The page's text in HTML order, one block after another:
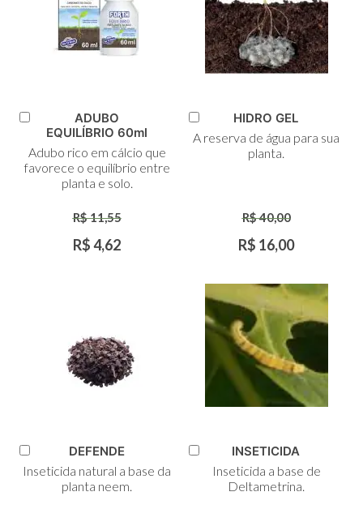
Adicionar
Carrinho
ADUBO
EQUILÍBRIO 60ml
Adubo rico em cálcio que
favorece o equilíbrio entre
planta e solo.
R$ 11,55
R$ 4,62
ao
HIDRO GEL
A reserva de água para sua
planta.
R$ 40,00
R$ 16,00
ao
Carrinho
DEFENDE
Inseticida natural a base da
planta neem.
Carrinho
INSETICIDA
Inseticida a base de
Deltametrina.